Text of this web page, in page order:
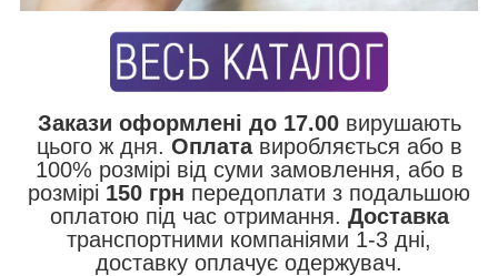
Закази оформлені до 17.00вирушають
цього ж дня. Оплатавиробляється або в
100% розмірі від суми замовлення, або в
розмірі 150 грн передоплати з подальшою
оплатою під час отримання. Доставка
транспортними компаніями 1-3 дні,
доставку оплачує одержувач.